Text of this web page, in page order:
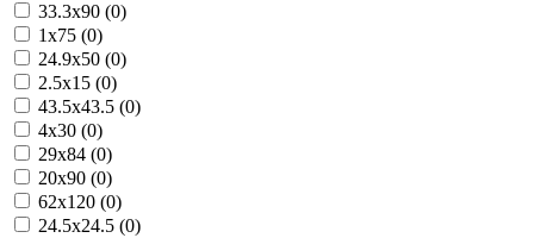
33.3x90 (0)
1x75 (0)
24.9x50 (0)
2.5x15 (0)
43.5x43.5 (0)
4x30 (0)
29x84 (0)
20x90 (0)
62x120 (0)
24.5x24.5 (0)